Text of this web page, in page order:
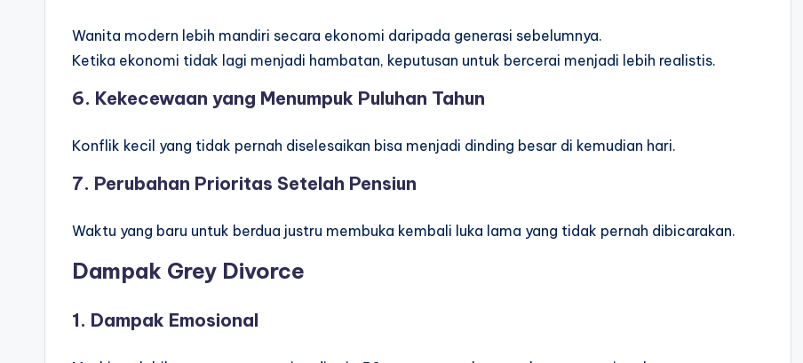
Wanita modern lebih mandiri secara ekonomi daripada generasi sebelumnya.
Ketika ekonomi tidak lagi menjadi hambatan, keputusan untuk bercerai menjadi lebih realistis.
6. Kekecewaan yang Menumpuk Puluhan Tahun
Konflik kecil yang tidak pernah diselesaikan bisa menjadi dinding besar di kemudian hari.
7. Perubahan Prioritas Setelah Pensiun
Waktu yang baru untuk berdua justru membuka kembali luka lama yang tidak pernah dibicarakan.
Dampak Grey Divorce
1. Dampak Emosional